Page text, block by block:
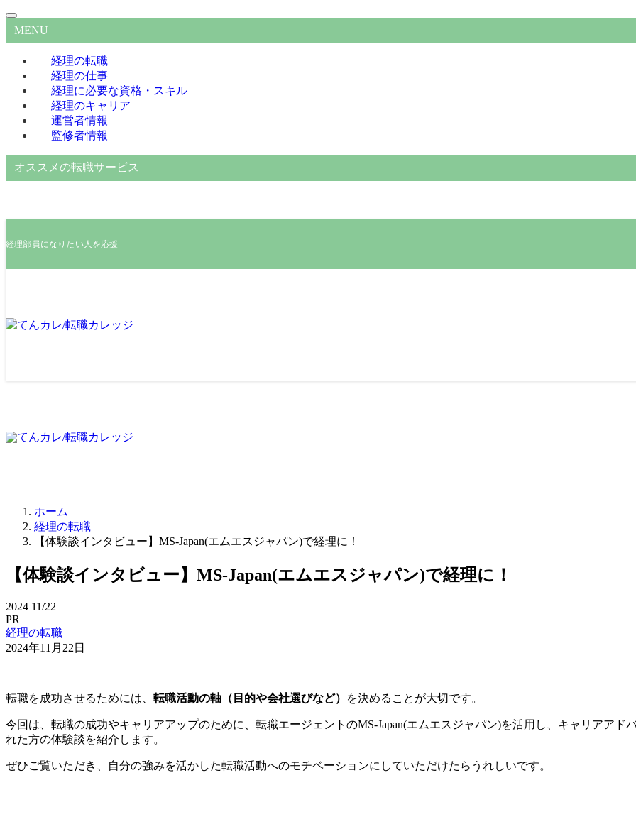
MENU
経理の転職
経理の仕事
経理に必要な資格・スキル
経理のキャリア
運営者情報
監修者情報
オススメの転職サービス
経理部員になりたい人を応援
ホーム
経理の転職
【体験談インタビュー】MS-Japan(エムエスジャパン)で経理に！
【体験談インタビュー】MS-Japan(エムエスジャパン)で経理に！
2024 11/22
PR
経理の転職
2024年11月22日
転職を成功させるためには、 転職活動の軸（目的や会社選びなど） を決めることが大切です。
今回は、転職の成功やキャリアアップのために、転職エージェントのMS-Japan(エムエスジャパン)を活用し、キャリアア
れた方の体験談を紹介します。
ぜひご覧いただき、自分の強みを活かした転職活動へのモチベーションにしていただけたらうれしいです。